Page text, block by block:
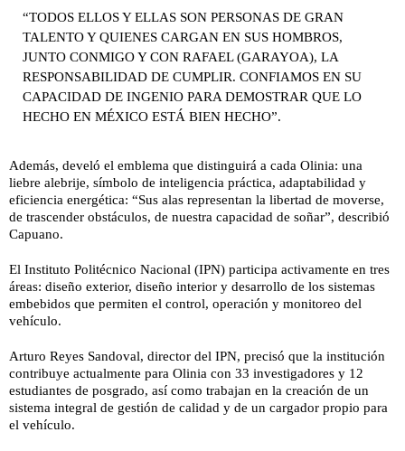
“TODOS ELLOS Y ELLAS SON PERSONAS DE GRAN
TALENTO Y QUIENES CARGAN EN SUS HOMBROS,
JUNTO CONMIGO Y CON RAFAEL (GARAYOA), LA
RESPONSABILIDAD DE CUMPLIR. CONFIAMOS EN SU
CAPACIDAD DE INGENIO PARA DEMOSTRAR QUE LO
HECHO EN MÉXICO ESTÁ BIEN HECHO”.
Además, develó el emblema que distinguirá a cada Olinia: una
liebre alebrije, símbolo de inteligencia práctica, adaptabilidad y
eficiencia energética: “Sus alas representan la libertad de moverse,
de trascender obstáculos, de nuestra capacidad de soñar”, describió
Capuano.
El Instituto Politécnico Nacional (IPN) participa activamente en tres
áreas: diseño exterior, diseño interior y desarrollo de los sistemas
embebidos que permiten el control, operación y monitoreo del
vehículo.
Arturo Reyes Sandoval, director del IPN, precisó que la institución
contribuye actualmente para Olinia con 33 investigadores y 12
estudiantes de posgrado, así como trabajan en la creación de un
sistema integral de gestión de calidad y de un cargador propio para
el vehículo.